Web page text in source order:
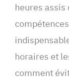
heures
horaires et
comment